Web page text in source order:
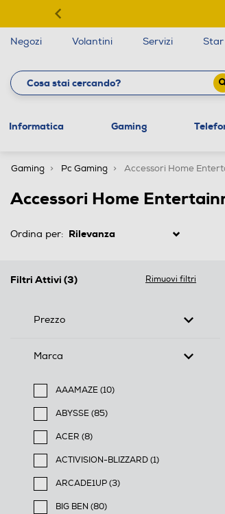
Negozi Volantini Servizi Star
Informatica Gaming
Gaming Pc Gaming Accessori Home
Accessori Home
Ordina per:
Filtri Attivi (3) Rimuovi filtri
Prezzo
Marca
AAAMAZE (10)
Filtra per Marca: AAAMAZE
ABYSSE (85)
Filtra per Marca: ABYSSE
ACER (8)
Filtra per Marca: ACER
ACTIVISION-BLIZZARD (1)
Filtra per Marca: ACTIVISION-
ARCADE1UP (3)
Filtra per Marca: ARCADE1UP
BIG BEN (80)